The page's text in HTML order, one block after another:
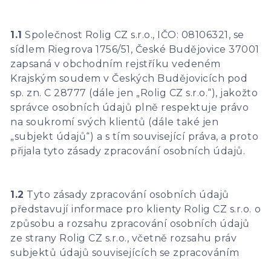
1.1 Společnost Rolig CZ s.r.o., IČO: 08106321, se
sídlem Riegrova 1756/51, České Budějovice 37001
zapsaná v obchodním rejstříku vedeném
Krajským soudem v Českých Budějovicích pod
sp. zn. C 28777 (dále jen „Rolig CZ s.r.o.“), jakožto
správce osobních údajů plně respektuje právo
na soukromí svých klientů (dále také jen
„subjekt údajů“) a s tím související práva, a proto
přijala tyto zásady zpracování osobních údajů.
1.2 Tyto zásady zpracování osobních údajů
představují informace pro klienty Rolig CZ s.r.o. o
způsobu a rozsahu zpracování osobních údajů
ze strany Rolig CZ s.r.o., včetně rozsahu práv
subjektů údajů souvisejících se zpracováním